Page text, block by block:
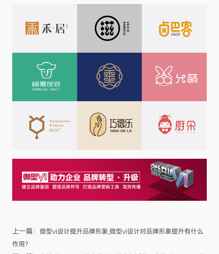
上一篇： 微型vi设计提升品牌形象,微型vi设计对品牌形象提升有什么
作用？